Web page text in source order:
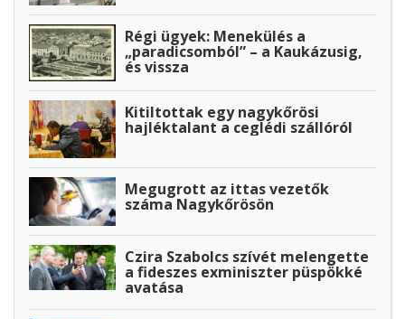
Régi ügyek: Menekülés a
„paradicsomból” – a Kaukázusig,
és vissza
Kitiltottak egy nagykőrösi
hajléktalant a ceglédi szállóról
Megugrott az ittas vezetők
száma Nagykőrösön
Czira Szabolcs szívét melengette
a fideszes exminiszter püspökké
avatása